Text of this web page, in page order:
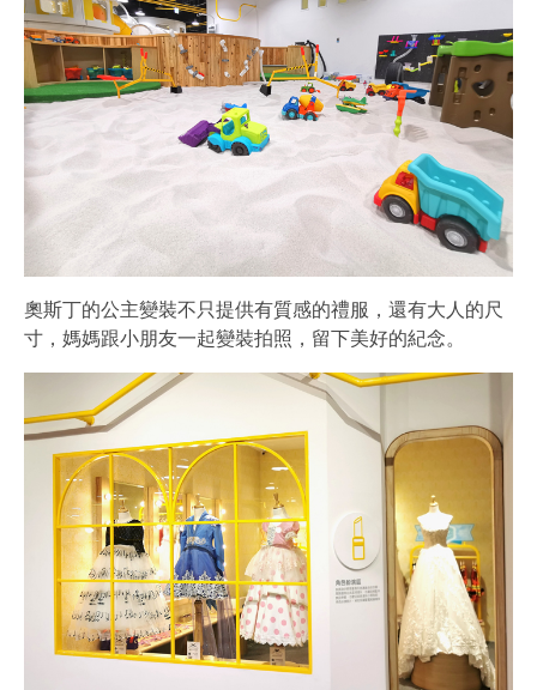
奧斯丁的公主變裝不只提供有質感的禮服，還有大人的尺
寸，媽媽跟小朋友一起變裝拍照，留下美好的紀念。